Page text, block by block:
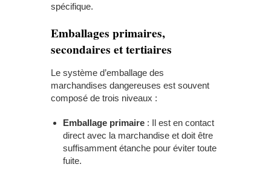
spécifique.
Emballages primaires,
secondaires et tertiaires
Le système d’emballage des
marchandises dangereuses est souvent
composé de trois niveaux :
Emballage primaire : Il est en contact
direct avec la marchandise et doit être
suffisamment étanche pour éviter toute
fuite.